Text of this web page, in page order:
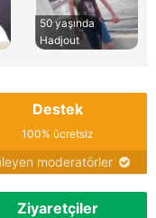
50 yaşında
Hadjout
Destek
100% ücretsiz
moderatörler
Ziyaretçiler